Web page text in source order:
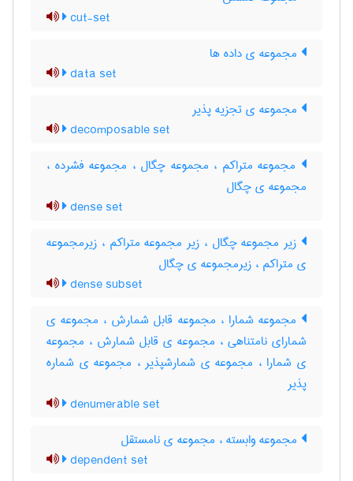
cut-set
مجموعه ی داده ها
data set
مجموعه ی تجزیه پذیر
decomposable set
مجموعه متراکم ، مجموعه چگال ، مجموعه فشرده ،
مجموعه ی چگال
dense set
زیر مجموعه چگال ، زیر مجموعه متراکم ، زیرمجموعه
ی متراکم ، زیرمجموعه ی چگال
dense subset
مجموعه شمارا ، مجموعه قابل شمارش ، مجموعه ی
شمارای نامتناهی ، مجموعه ی قابل شمارش ، مجموعه
ی شمارا ، مجموعه ی شمارشپذیر ، مجموعه ی شماره
پذیر
denumerable set
مجموعه وابسته ، مجموعه ی نامستقل
dependent set